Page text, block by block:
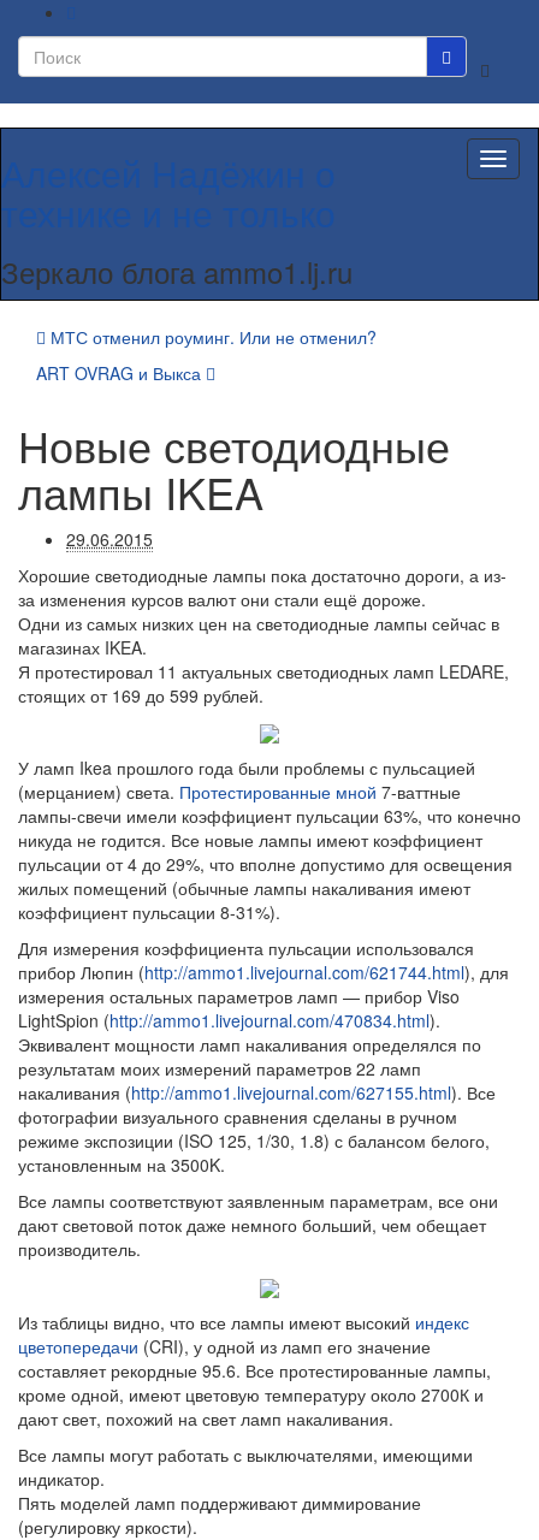
Вкл/
поиска
Вкл/
выкл
Алексей Надёжин о
технике и не только
Зеркало блога ammo1.lj.ru
МТС отменил роуминг. Или не отменил?
ART OVRAG и Выкса
Новые светодиодные
лампы IKEA
29.06.2015
Хорошие светодиодные лампы пока достаточно дороги, а из-
за изменения курсов валют они стали ещё дороже.
Одни из самых низких цен на светодиодные лампы сейчас в
магазинах IKEA.
Я протестировал 11 актуальных светодиодных ламп LEDARE,
стоящих от 169 до 599 рублей.
У ламп Ikea прошлого года были проблемы с пульсацией
(мерцанием) света. Протестированные мной 7-ваттные
лампы-свечи имели коэффициент пульсации 63%, что конечно
никуда не годится. Все новые лампы имеют коэффициент
пульсации от 4 до 29%, что вполне допустимо для освещения
жилых помещений (обычные лампы накаливания имеют
коэффициент пульсации 8-31%).
Для измерения коэффициента пульсации использовался
прибор Люпин (http://ammo1.livejournal.com/621744.html), для
измерения остальных параметров ламп — прибор Viso
LightSpion (http://ammo1.livejournal.com/470834.html).
Эквивалент мощности ламп накаливания определялся по
результатам моих измерений параметров 22 ламп
накаливания (http://ammo1.livejournal.com/627155.html). Все
фотографии визуального сравнения сделаны в ручном
режиме экспозиции (ISO 125, 1/30, 1.8) с балансом белого,
установленным на 3500K.
Все лампы соответствуют заявленным параметрам, все они
дают световой поток даже немного больший, чем обещает
производитель.
Из таблицы видно, что все лампы имеют высокий индекс
цветопередачи (CRI), у одной из ламп его значение
составляет рекордные 95.6. Все протестированные лампы,
кроме одной, имеют цветовую температуру около 2700К и
дают свет, похожий на свет ламп накаливания.
Все лампы могут работать с выключателями, имеющими
индикатор.
Пять моделей ламп поддерживают диммирование
(регулировку яркости).